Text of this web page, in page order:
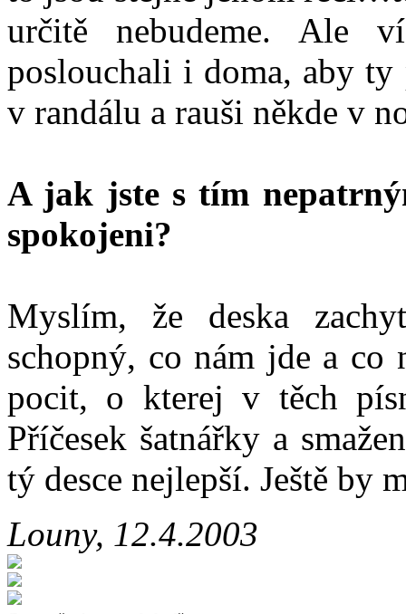
určitě nebudeme. Ale
poslouchali i doma, aby
v randálu a rauši někde v
A jak jste s tím
spokojeni?
Myslím, že deska
schopný, co nám jde a co
pocit, o kterej v těch
Příčesek šatnářky a
tý desce nejlepší. Ještě by
Louny, 12.4.2003